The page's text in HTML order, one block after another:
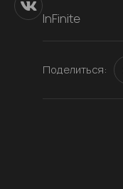
InFinite
Поделиться: